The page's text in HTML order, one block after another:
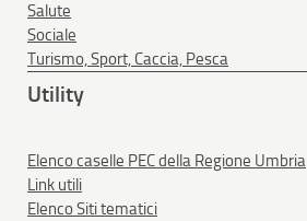
Salute
Sociale
Turismo, Sport, Caccia, Pesca
Utility
Elenco caselle PEC della Regione Umbria
Link utili
Elenco Siti tematici